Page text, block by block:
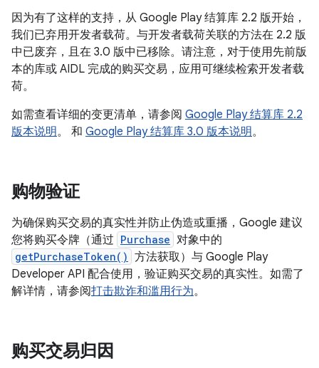
因为有了这样的支持，从 Google Play 结算库 2.2 版开始，
我们已弃用开发者载荷。与开发者载荷关联的方法在 2.2 版
中已废弃，且在 3.0 版中已移除。请注意，对于使用先前版
本的库或 AIDL 完成的购买交易，应用可继续检索开发者载
荷。
如需查看详细的变更清单，请参阅 Google Play 结算库 2.2
版本说明。 和 Google Play 结算库 3.0 版本说明。
购物验证
为确保购买交易的真实性并防止伪造或重播，Google 建议
您将购买令牌（通过 Purchase 对象中的
getPurchaseToken() 方法获取）与 Google Play
Developer API 配合使用，验证购买交易的真实性。如需了
解详情，请参阅打击欺诈和滥用行为。
购买交易归因